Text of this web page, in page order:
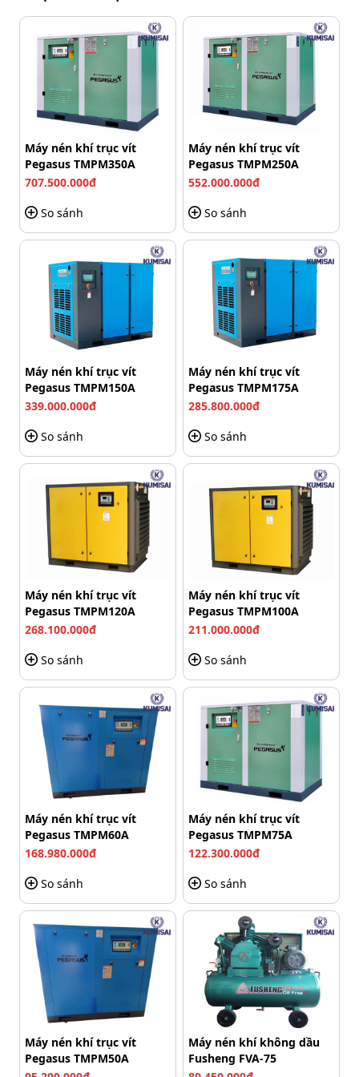
máy chắc chắn, tích hợp bánh xe chịu lực. Người dùng
đưa đến các vị trí cấp khí nhẹ nhàng, nhanh chóng.
Các bộ phận như công tắc, đồng hồ, van điều chỉnh, van
xả đều dễ nhìn và tiếp cận. Người mới sử dụng cũng làm
chủ thiết bị được ngay, không cần đào tạo phức tạp.
Cấu trúc giảm rung, ồn, ít ảnh hưởng đến
xung quanh
Khi vận hành, sản phẩm này kiểm soát ồn rất tốt. Đó là
nhờ khung máy được hợp thành từ vật liệu thép, kết cấu
chắc chắn, cân đối.
Các bộ phận truyền động trong cụm đầu nén được gia
công chuẩn, phối hợp nhịp nhàng với nhau, hạn chế ma
sát hiệu quả. Hệ thống dây đai cao cấp hỗ trợ vận hành
êm ái, giảm rung động xuống khung và mặt sàn.
Cụm đầu nén 2 xi lanh gia công chuẩn
Đế máy cũng được kết hợp thêm các chi tiết giảm chấn,
hấp thụ rung động hiệu quả suốt quá trình bơm hơi.
Kinh nghiệm dùng máy nén khí
Fusheng D-2 hiệu quả
Có một số yếu tố sẽ ảnh hưởng không nhỏ đến tuổi thọ
và hiệu suất nén khí của máy. Khi sử dụng, người vận
hành cần chú ý:
Đặt máy ở nơi thoáng khí, không có ánh nắng trực
tiếp hay độ ẩm cao tác động. Giữ khoảng cách đủ
rộng giữa tường và thiết bị để tăng khả năng hút khí.
Máy nén khí trục vít
Pegasus TMPM350A
707.500.000đ
So sánh
Máy nén khí trục vít
Pegasus TMPM250A
552.000.000đ
So sánh
Máy nén khí trục vít
Pegasus TMPM150A
339.000.000đ
So sánh
Máy nén khí trục vít
Pegasus TMPM175A
285.800.000đ
So sánh
Máy nén khí trục vít
Pegasus TMPM120A
268.100.000đ
So sánh
Máy nén khí trục vít
Pegasus TMPM100A
211.000.000đ
So sánh
Máy nén khí trục vít
Pegasus TMPM60A
168.980.000đ
So sánh
Máy nén khí trục vít
Pegasus TMPM75A
122.300.000đ
So sánh
Máy nén khí trục vít
Pegasus TMPM50A
Máy nén khí không dầu
Fusheng FVA-75